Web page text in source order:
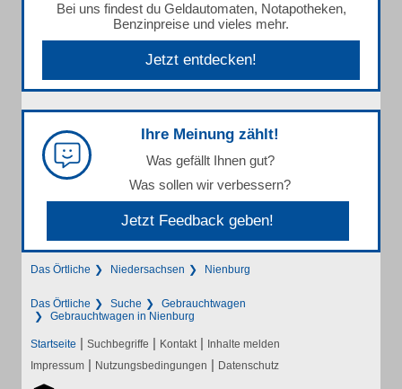
Bei uns findest du Geldautomaten, Notapotheken,
Benzinpreise und vieles mehr.
Jetzt entdecken!
Ihre Meinung zählt!
Was gefällt Ihnen gut?
Was sollen wir verbessern?
Jetzt Feedback geben!
Das Örtliche Niedersachsen Nienburg
Das Örtliche Suche
Gebrauchtwagen
Gebrauchtwagen in Nienburg
Startseite | Suchbegriffe | Kontakt | Inhalte melden
Impressum | Nutzungsbedingungen | Datenschutz